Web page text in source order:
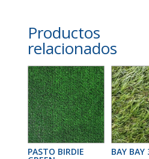
Productos
relacionados
PASTO BIRDIE BAY BAY